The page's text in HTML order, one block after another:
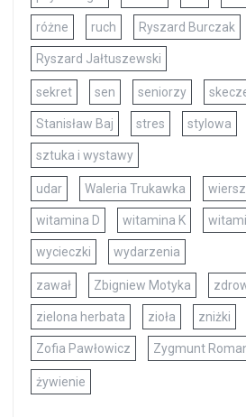
różne ruch Ryszard Burczak
Ryszard Jałtuszewski
sekret sen seniorzy
Stanisław Baj stres stylowa
sztuka i wystawy
udar Waleria Trukawka
witamina D witamina K
wycieczki wydarzenia
zawał Zbigniew Motyka
zielona herbata zioła zniżki
Zofia Pawłowicz Zygmunt
żywienie